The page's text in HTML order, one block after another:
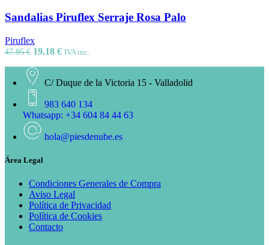
Sandalias Piruflex Serraje Rosa Palo
Piruflex
47.95€ 19.18 € IVA inc.
C/ Duque de la Victoria 15 - Valladolid
983 640 134
Whatsapp: +34 604 84 44 63
hola@piesdenube.es
Área Legal
Condiciones Generales de Compra
Aviso Legal
Política de Privacidad
Política de Cookies
Contacto